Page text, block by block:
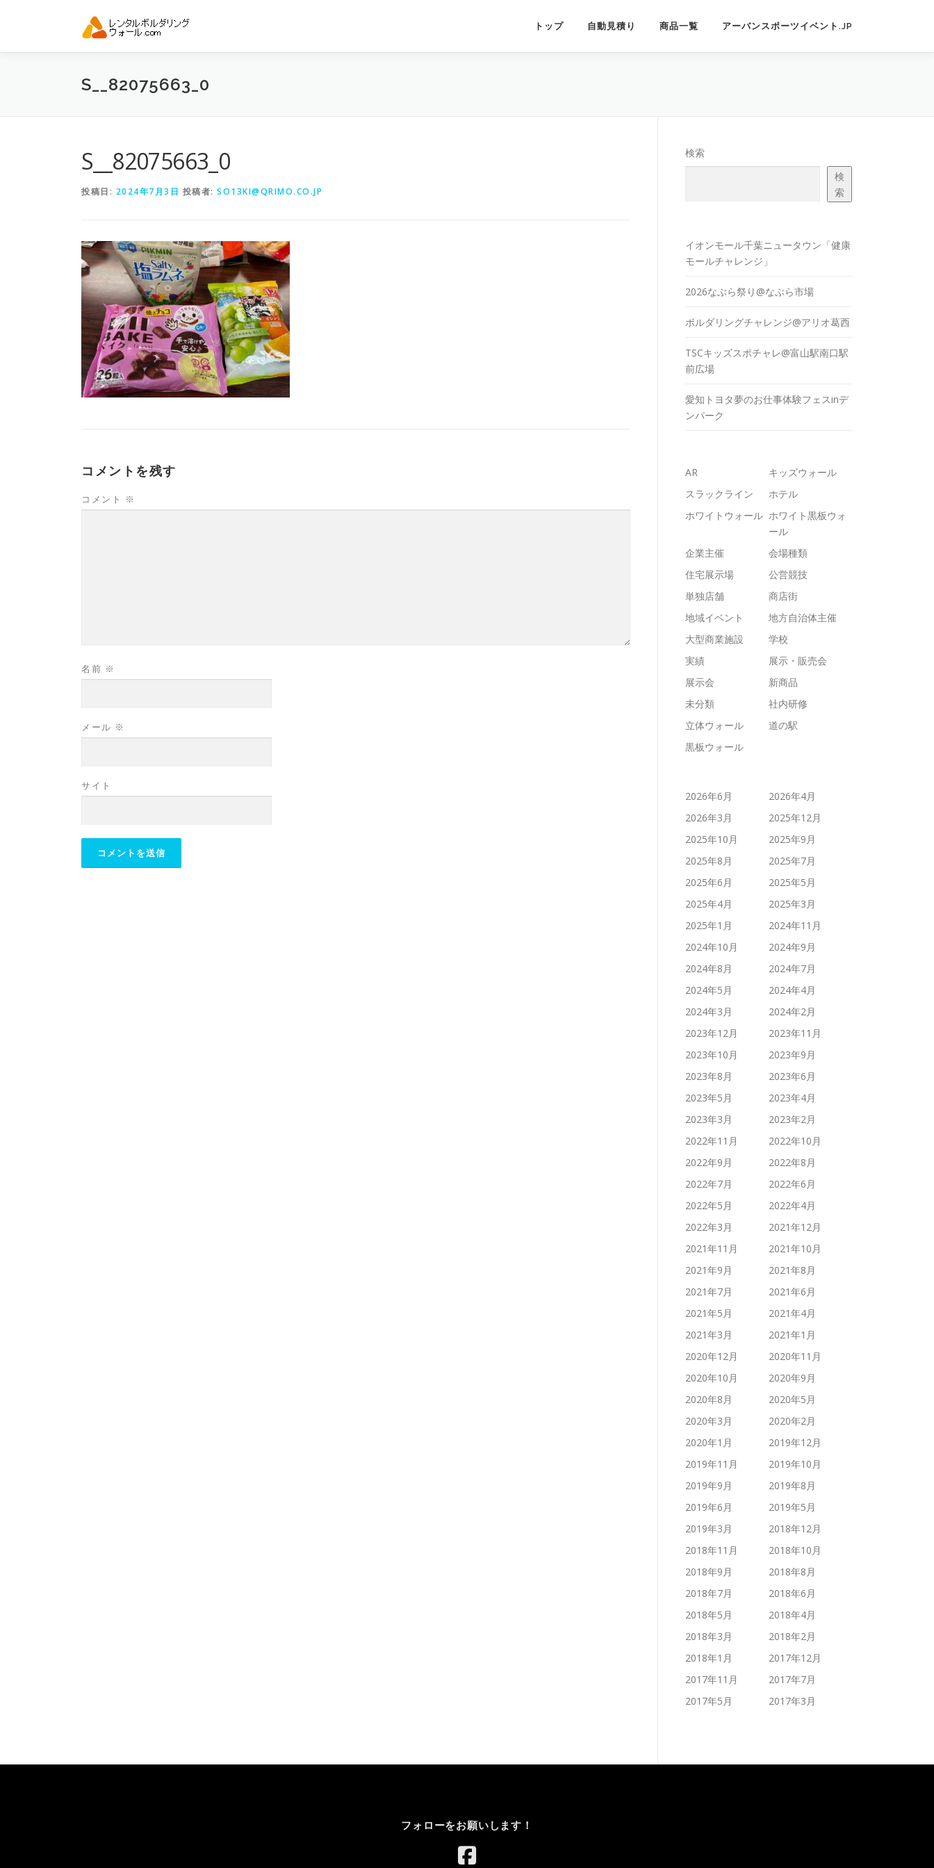
ン
トップ 自動見積り 商品一覧 アーバンスポーツイベント.JP
S__82075663_0
S__82075663_0
投稿日: 2024年7月3日 投稿者: SO13KI@QRIMO.CO.JP
コメントを残す
コメント ※
名前 ※
メール ※
サイト
検索
検
索
イオンモール千葉ニュータウン「健康
モールチャレンジ」
2026なぶら祭り@なぶら市場
ボルダリングチャレンジ@アリオ葛西
TSCキッズスポチャレ@富山駅南口駅
前広場
愛知トヨタ夢のお仕事体験フェスinデ
ンパーク
AR
キッズウォール
スラックライン
ホテル
ホワイトウォール ホワイト黒板ウォ
ール
企業主催
会場種類
住宅展示場
公営競技
単独店舗
商店街
地域イベント
地方自治体主催
大型商業施設
学校
実績
展示・販売会
展示会
新商品
未分類
社内研修
立体ウォール
道の駅
黒板ウォール
2026年6月
2026年4月
2026年3月
2025年12月
2025年10月
2025年9月
2025年8月
2025年7月
2025年6月
2025年5月
2025年4月
2025年3月
2025年1月
2024年11月
2024年10月
2024年9月
2024年8月
2024年7月
2024年5月
2024年4月
2024年3月
2024年2月
2023年12月
2023年11月
2023年10月
2023年9月
2023年8月
2023年6月
2023年5月
2023年4月
2023年3月
2023年2月
2022年11月
2022年10月
2022年9月
2022年8月
2022年7月
2022年6月
2022年5月
2022年4月
2022年3月
2021年12月
2021年11月
2021年10月
2021年9月
2021年8月
2021年7月
2021年6月
2021年5月
2021年4月
2021年3月
2021年1月
2020年12月
2020年11月
2020年10月
2020年9月
2020年8月
2020年5月
2020年3月
2020年2月
2020年1月
2019年12月
2019年11月
2019年10月
2019年9月
2019年8月
2019年6月
2019年5月
2019年3月
2018年12月
2018年11月
2018年10月
2018年9月
2018年8月
2018年7月
2018年6月
2018年5月
2018年4月
2018年3月
2018年2月
2018年1月
2017年12月
2017年11月
2017年7月
2017年5月
2017年3月
フォローをお願いします！